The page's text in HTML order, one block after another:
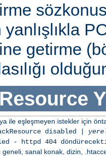
yanlışlıkla
getirme
ile eşleşmeyen istekler için
disabled |
- httpd 404
geneli, sanal konak, dizin,